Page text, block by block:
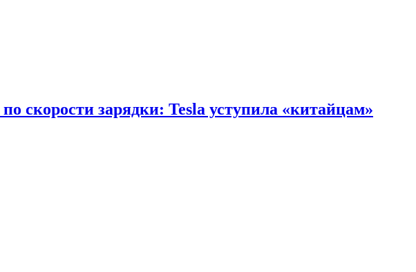
скорости зарядки: Tesla уступила «китайцам»